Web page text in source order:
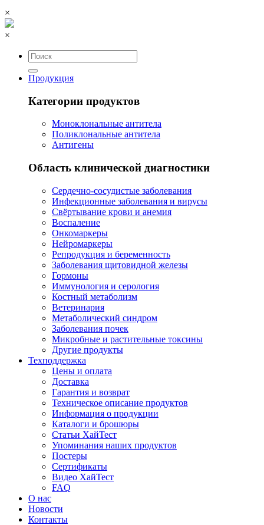
×
×
Продукция
Категории продуктов
Моноклональные антитела
Поликлональные антитела
Антигены
Область клинической диагностики
Сердечно-сосудистые заболевания
Инфекционные заболевания и вирусы
Свёртывание крови и анемия
Воспаление
Онкомаркеры
Нейромаркеры
Репродукция и беременность
Заболевания щитовидной железы
Гормоны
Иммунология и серология
Костный метаболизм
Ветеринария
Метаболический синдром
Заболевания почек
Микробные и растительные токсины
Другие продукты
Техподдержка
Цены и оплата
Доставка
Гарантия и возврат
Техническое описание продуктов
Информация о продукции
Каталоги и брошюры
Статьи ХайТест
Упоминания наших продуктов
Постеры
Сертификаты
Видео ХайТест
FAQ
О нас
Новости
Контакты